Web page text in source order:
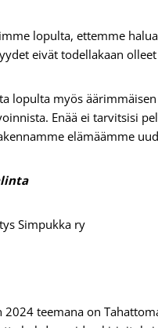
lopulta, ettemme
eivät todellakaan
lopulta myös
Enää ei tarvitsisi
elämäämme
teemana on